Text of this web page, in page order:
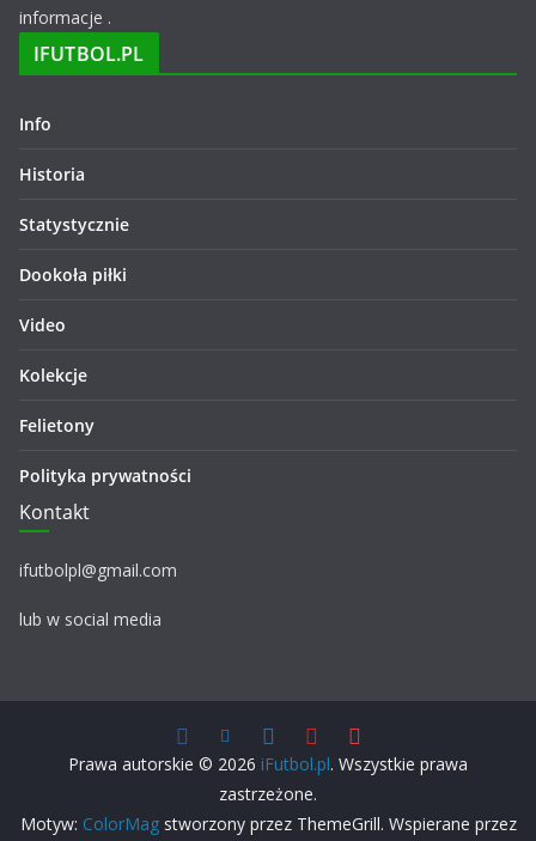
informacje .
IFUTBOL.PL
Info
Historia
Statystycznie
Dookoła piłki
Video
Kolekcje
Felietony
Polityka prywatności
Kontakt
ifutbolpl@gmail.com
lub w social media
Prawa autorskie © 2026 iFutbol.pl. Wszystkie prawa
zastrzeżone.
Motyw: ColorMagstworzony przez ThemeGrill. Wspierane przez